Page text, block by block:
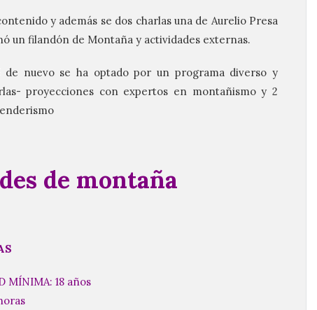
y además se dos charlas una de Aurelio Presa
un filandón de Montaña y actividades externas.
de nuevo se ha optado por un programa diverso y
proyecciones con expertos en montañismo y 2
de montaña
MÍNIMA: 18 años